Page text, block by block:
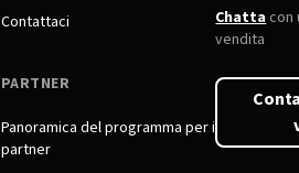
Contattaci
PARTNER
Panoramica del programma per i
partner
Chattacon
vendita